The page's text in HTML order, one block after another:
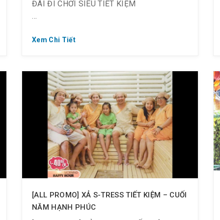
ĐÃI ĐI CHƠI SIÊU TIẾT KIỆM
? Off 49% chỉ còn 170K/ người (Giá gốc
335K)
? Cho tất cả khách hàng là NỮ trên 1.2m
⏰ Check-in sau 18:00 vào các ngày từ
23/12 ~ 27/12/2019
? Tặng thêm 1 voucher trị giá 335K, sử
dụng sau 18:00 đến 31.01.2020
Xem Chi Tiết
[ALL PROMO] XẢ S-TRESS TIẾT KIỆM – CUỐI
NĂM HẠNH PHÚC